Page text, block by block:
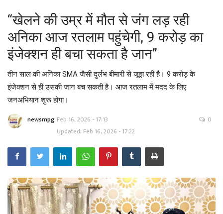
“खेलने की उम्र में मौत से जंग लड़ रही
अनिका आज रतलाम पहुंचेगी, 9 करोड़ का
इंजेक्शन ही बचा सकता है जान”
तीन साल की अनिका SMA जैसी दुर्लभ बीमारी से जूझ रही है। 9 करोड़ के
इंजेक्शन से ही उसकी जान बच सकती है। आज रतलाम में मदद के लिए
जनअभियान शुरू होगा।
newsmpg Feb 16, 2026 - 17:13
Updated: Feb 16, 2026 - 17:22
0